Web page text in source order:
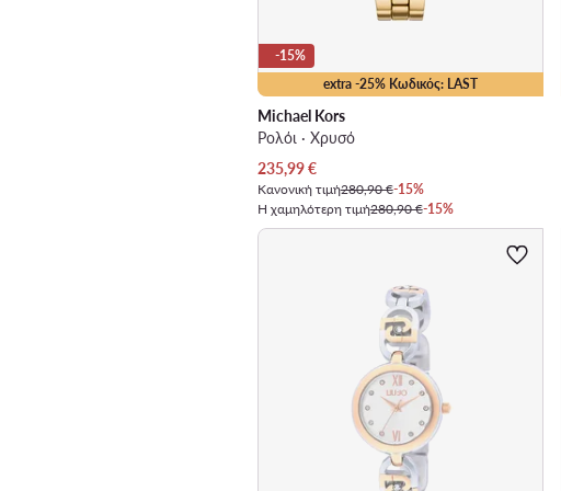
extra -25% Κωδικός: LAST
-15%
Michael Kors
Ρολόι · Χρυσό
Τρέχουσα τιμή
235,99€
Κανονική τιμή280,90 €-15%
Η χαμηλότερη τιμή280,90 €-15%